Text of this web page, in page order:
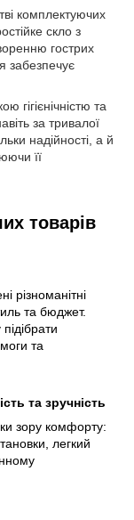
комплектуючих
скло з
гострих
забезпечує
гігієнічністю та
за тривалої
надійності, а й
її
товарів
різноманітні
та бюджет.
та
та зручність
зору комфорту:
легкий